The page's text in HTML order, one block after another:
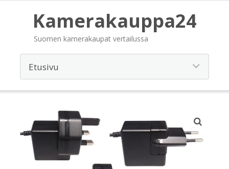
Kamerakauppa24
Suomen kamerakaupat vertailussa